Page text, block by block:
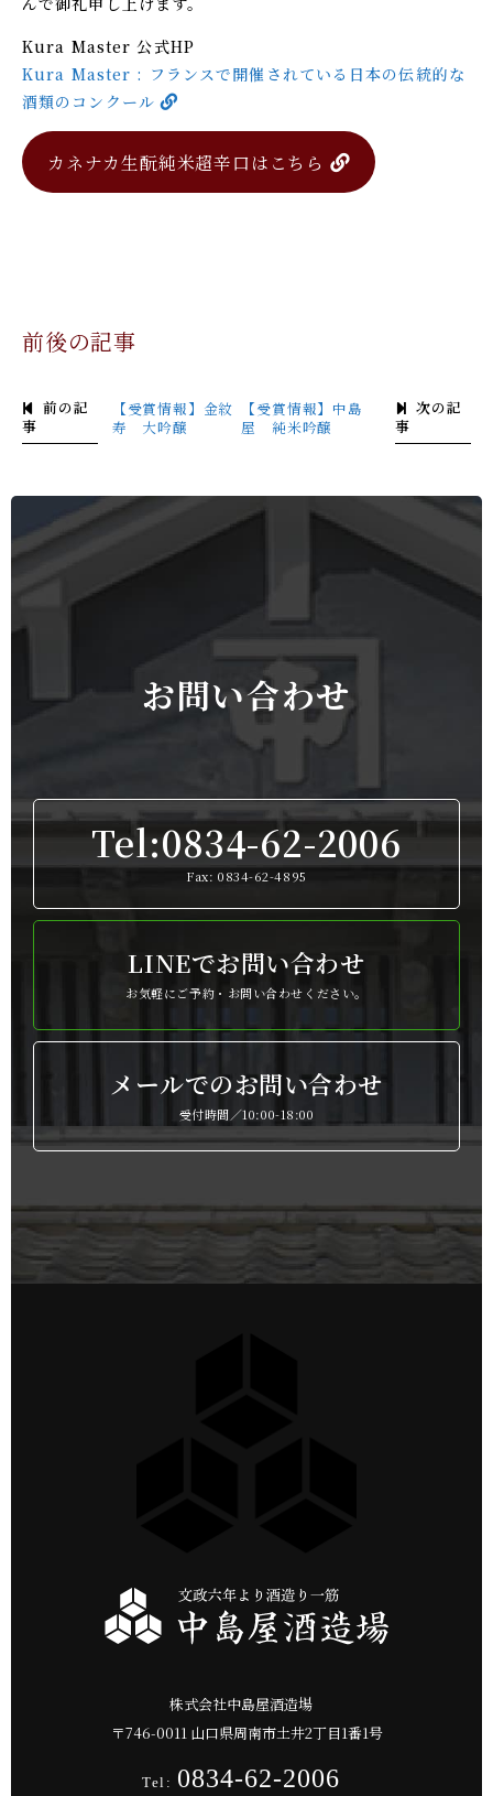
Kura Master 公式HP
Kura Master : フランスで開催されている日本の伝統的な
酒類のコンクール
カネナカ生酛純米超辛口はこちら
前後の記事
前の記
事
【受賞情報】金紋
寿 大吟醸
次の記
事
【受賞情報】中島
屋 純米吟醸
お問い合わせ
Tel:0834-62-2006
Fax: 0834-62-4895
LINEでお問い合わせ
お気軽にご予約・お問い合わせください。
メールでのお問い合わせ
受付時間／10:00-18:00
株式会社中島屋酒造場
〒746-0011 山口県周南市土井2丁目1番1号
Tel: 0834-62-2006